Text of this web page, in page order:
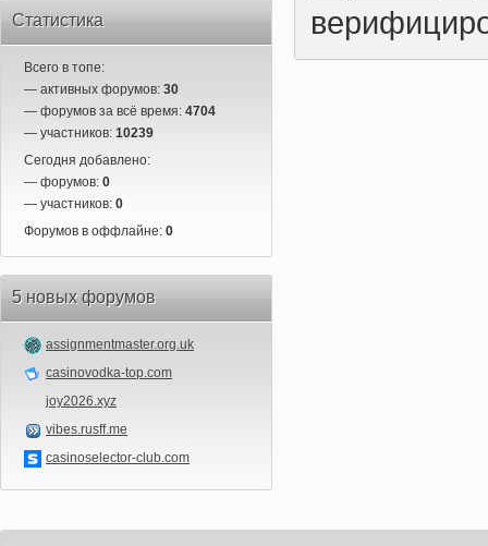
Статистика
Всего в топе:
— активных форумов: 30
— форумов за всё время: 4704
— участников: 10239
Сегодня добавлено:
— форумов: 0
— участников: 0
Форумов в оффлайне: 0
5 новых форумов
assignmentmaster.org.uk
casinovodka-top.com
joy2026.xyz
vibes.rusff.me
casinoselector-club.com